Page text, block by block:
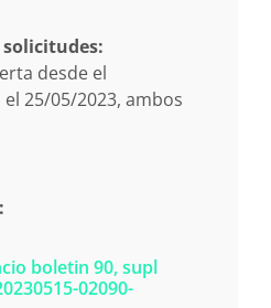
desde el
25/05/2023, ambos
boletin 90, supl
02090-